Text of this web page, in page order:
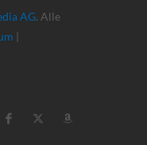
AG. Alle
|